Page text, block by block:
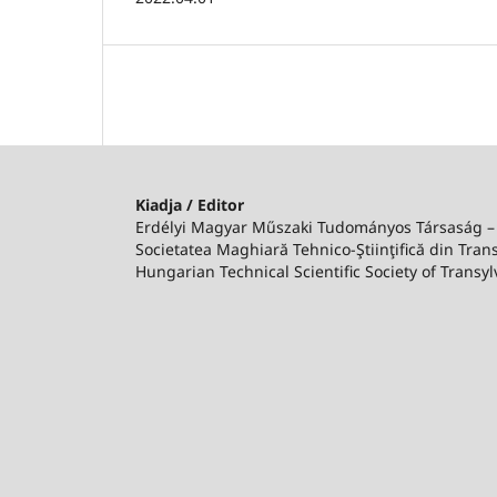
Kiadja / Editor
Erdélyi Magyar Műszaki Tudományos Társaság –
Societatea Maghiară Tehnico-Ştiinţifică din
Hungarian Technical Scientific Society of